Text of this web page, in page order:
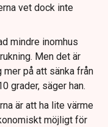
vet dock inte
mindre inomhus
Men det är
mer på att sänka från
grader, säger han.
är att ha lite värme
möjligt för